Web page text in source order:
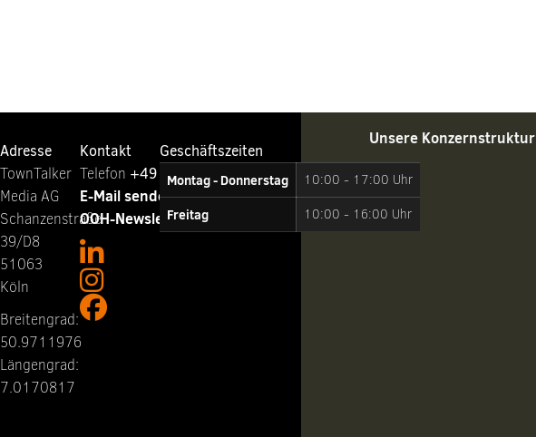
Adresse
TownTalker
Media AG
Schanzenstraße
39/D8
51063
Köln
Breitengrad:
50.9711976
Längengrad:
7.0170817
Kontakt
Telefon ‭ +49 221 65064-0
E-Mail senden
OOH-Newsletter abonnieren
Geschäftszeiten
Montag - Donnerstag
10:00 - 17:00 Uhr
Freitag 10:00 - 16:00 Uhr
Unsere Konzernstruktur